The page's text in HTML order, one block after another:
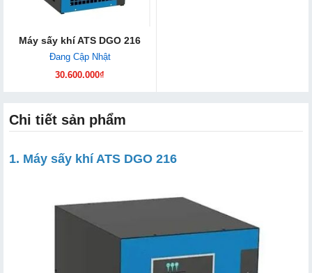
Máy sấy khí ATS DGO 216
Đang Cập Nhật
30.600.000₫
Chi tiết sản phẩm
1. Máy sấy khí ATS DGO 216